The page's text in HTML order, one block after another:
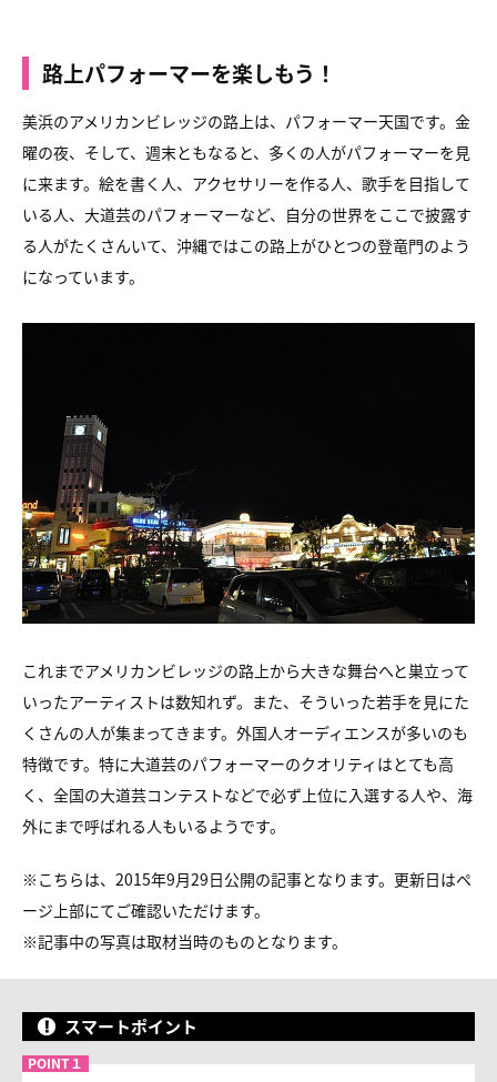
路上パフォーマーを楽しもう！
美浜のアメリカンビレッジの路上は、パフォーマー天国です。 金
曜の夜、そして、週末ともなると、 多くの人がパフォーマーを見
に来ます。 絵を書く人、アクセサリーを作る人、歌手を目指して
いる人、 大道芸のパフォーマーなど、 自分の世界をここで披露す
る人がたくさんいて、 沖縄ではこの路上がひとつの登竜門のよう
になっています。
これまでアメリカンビレッジの路上から大きな舞台へと巣立って
いったアーティストは数知れず。 また、そういった若手を見にた
くさんの人が集まってきます。 外国人オーディエンスが多いのも
特徴です。 特に大道芸のパフォーマーのクオリティはとても高
く、 全国の大道芸コンテストなどで必ず上位に入選する人や、 海
外にまで呼ばれる人もいるようです。
※こちらは、2015年9月29日公開の記事となります。更新日はペ
ージ上部にてご確認いただけます。
※記事中の写真は取材当時のものとなります。
スマートポイント